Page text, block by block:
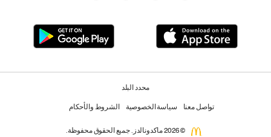
محدد البلد
تواصل معنا سياسة الخصوصية الشروط والأحكام
© 2026 ماكدونالدز. جميع الحقوق محفوظة.